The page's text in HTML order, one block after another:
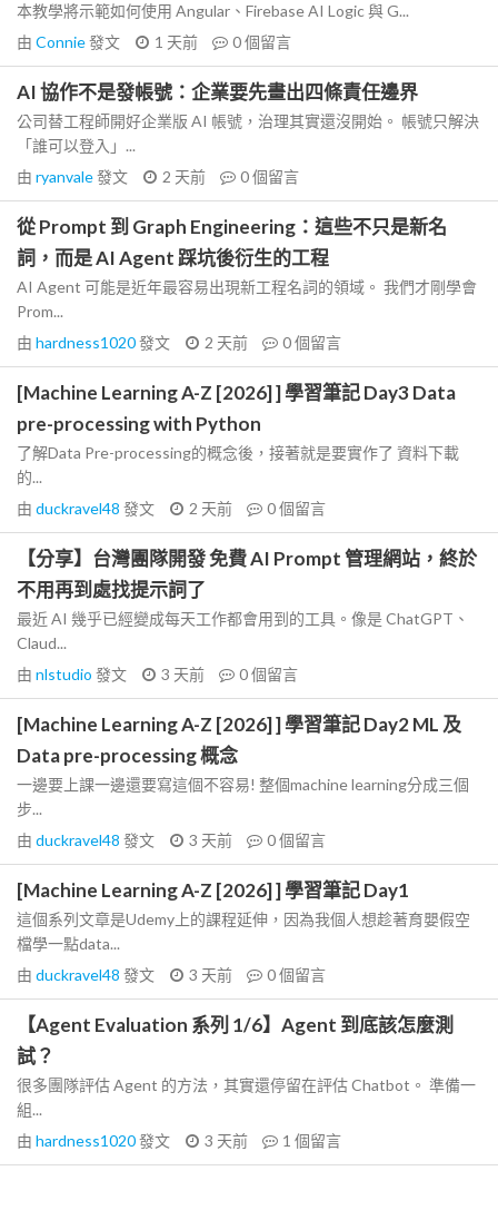
本教學將示範如何使用 Angular、Firebase AI Logic 與 G...
由 Connie發文 1 天前 0個留言
AI 協作不是發帳號：企業要先畫出四條責任邊界
公司替工程師開好企業版 AI 帳號，治理其實還沒開始。 帳號只解決
「誰可以登入」...
由 ryanvale發文 2 天前 0個留言
從 Prompt 到 Graph Engineering：這些不只是新名
詞，而是 AI Agent 踩坑後衍生的工程
AI Agent 可能是近年最容易出現新工程名詞的領域。 我們才剛學會
Prom...
由 hardness1020發文 2 天前 0個留言
[Machine Learning A-Z [2026] ] 學習筆記 Day3 Data
pre-processing with Python
了解Data Pre-processing的概念後，接著就是要實作了 資料下載
的...
由 duckravel48 發文 2 天前 0個留言
【分享】台灣團隊開發 免費 AI Prompt 管理網站，終於
不用再到處找提示詞了
最近 AI 幾乎已經變成每天工作都會用到的工具。像是 ChatGPT、
Claud...
由 nlstudio 發文 3 天前 0個留言
[Machine Learning A-Z [2026] ] 學習筆記 Day2 ML 及
Data pre-processing 概念
一邊要上課一邊還要寫這個不容易! 整個machine learning分成三個
步...
由 duckravel48 發文 3 天前 0個留言
[Machine Learning A-Z [2026] ] 學習筆記 Day1
這個系列文章是Udemy上的課程延伸，因為我個人想趁著育嬰假空
檔學一點data...
由 duckravel48 發文 3 天前 0個留言
【Agent Evaluation 系列 1/6】Agent 到底該怎麼測
試？
很多團隊評估 Agent 的方法，其實還停留在評估 Chatbot。 準備一
組...
由 hardness1020發文 3 天前 1 個留言